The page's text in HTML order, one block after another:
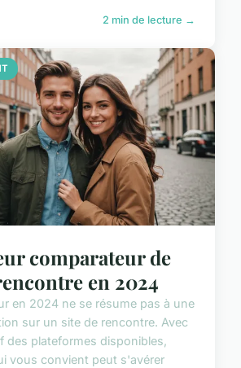
2 min de lecture →
comparateur de
en 2024
en 2024 ne se résume pas à une
sur un site de rencontre. Avec
des plateformes disponibles,
vous convient peut s'avérer